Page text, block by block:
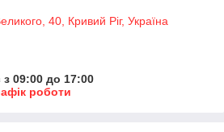
40, Кривий Ріг, Україна
09:00 до 17:00
роботи